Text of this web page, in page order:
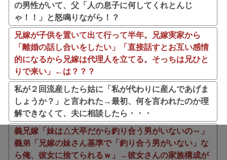
の男性がいて、父「人の息子に何してくれとんじ
ゃ！！」と怒鳴りながら！？
兄嫁が子供を置いて出て行って半年。兄嫁実家から
「離婚の話し合いをしたい」「直接話すとお互い感情
的になるから兄嫁は代理人を立てる。そっちは兄ひと
りで来い」←は？？？
私が２回流産したら姑に「私が代わりに産んであげま
しょうか？」と言われた→最初、何を言われたのか理
解できなくて、夫に相談したら・・・
義兄嫁「妹は△大卒だから釣り合う男がいないの～」
義弟「兄嫁の妹さん基準で「釣り合う男がいない」な
ら俺、彼女に捨てられるｗ」→彼女さんの家族構成が